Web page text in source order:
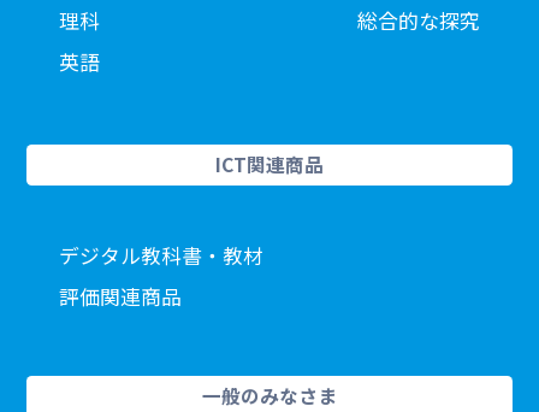
理科
英語
総合的な探究
ICT関連商品
デジタル教科書・教材
評価関連商品
一般のみなさま